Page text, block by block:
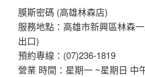
膜斯密碼 (高雄林森店)
服務地點：高雄市新興區林森
出口)
預約專線：(07)236-1819
營業 時間：星期一 ~星期日 中